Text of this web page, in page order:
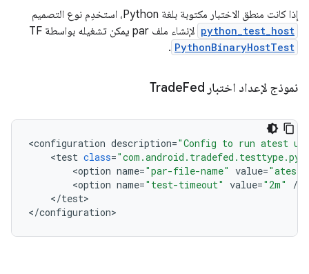
إذا كانت منطق الاختبار مكتوبة بلغة Python، استخدِم نوع التصميم
python_test_host لإنشاء ملف par يمكن تشغيله بواسطة TF‏
PythonBinaryHostTest
.
نموذج لإعداد اختبار Trade Fed
<configuration description="Config to run atest
<test class=
<option name="par-file-name" value=
<option name="test-timeout" value="2m" /
</test>
</configuration>